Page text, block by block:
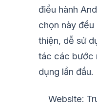
điều hành
chọn này
thiện, dễ sử
tác các bước
dụng lần đầu.
Website: